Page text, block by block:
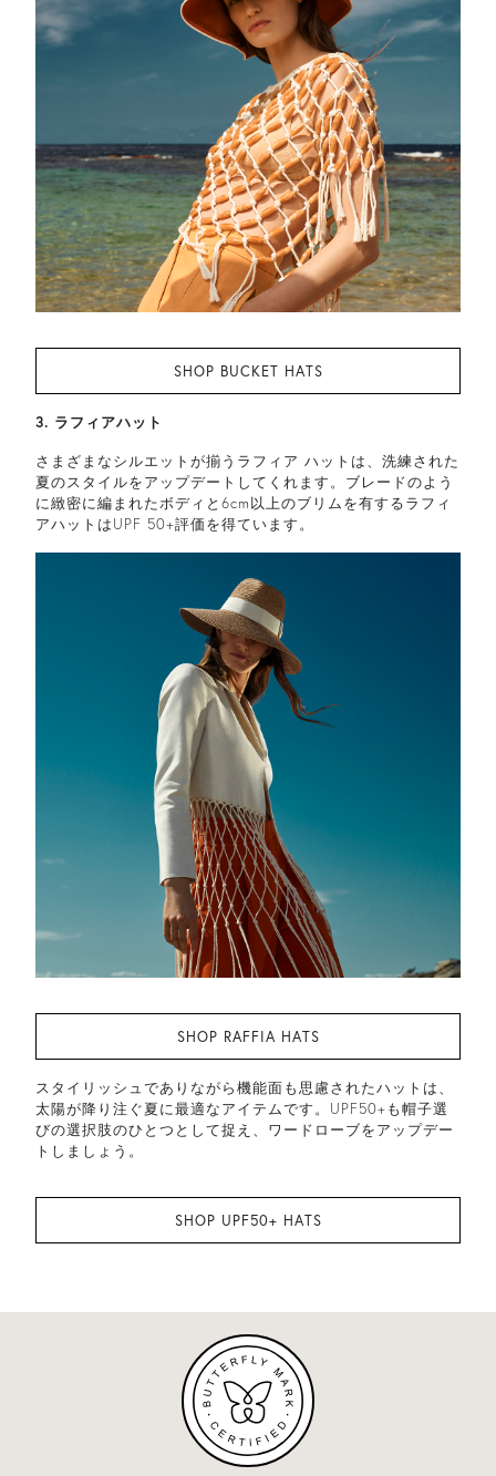
SHOP BUCKET HATS
3. ラフィアハット
さまざまなシルエットが揃うラフィア ハットは、洗練された
夏のスタイルをアップデートしてくれます。ブレードのよう
に緻密に編まれたボディと6cm以上のブリムを有するラフィ
アハットはUPF 50+評価を得ています。
SHOP RAFFIA HATS
スタイリッシュでありながら機能面も思慮されたハットは、
太陽が降り注ぐ夏に最適なアイテムです。UPF50+も帽子選
びの選択肢のひとつとして捉え、ワードローブをアップデー
トしましょう。
SHOP UPF50+ HATS